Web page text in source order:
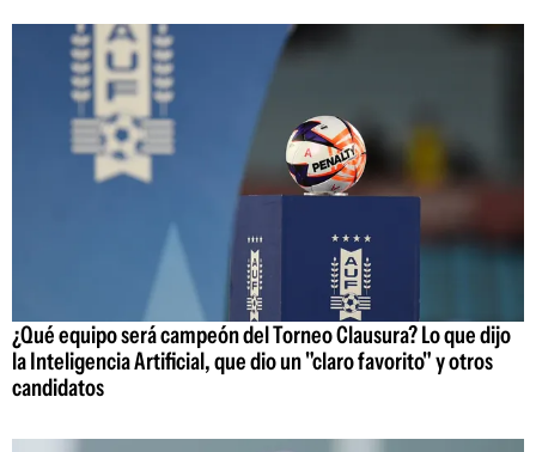
¿Qué equipo será campeón del Torneo Clausura? Lo que dijo
la Inteligencia Artificial, que dio un "claro favorito" y otros
candidatos